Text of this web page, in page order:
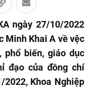
ngày 27/10/2022
Minh Khai A về vệc
phổ biến, giáo dục
đạo của đồng chí
Khoa Nghiệp